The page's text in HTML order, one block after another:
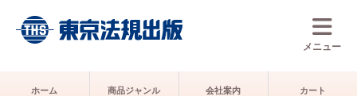
メニュー
ホーム 商品ジャンル 会社案内 カート